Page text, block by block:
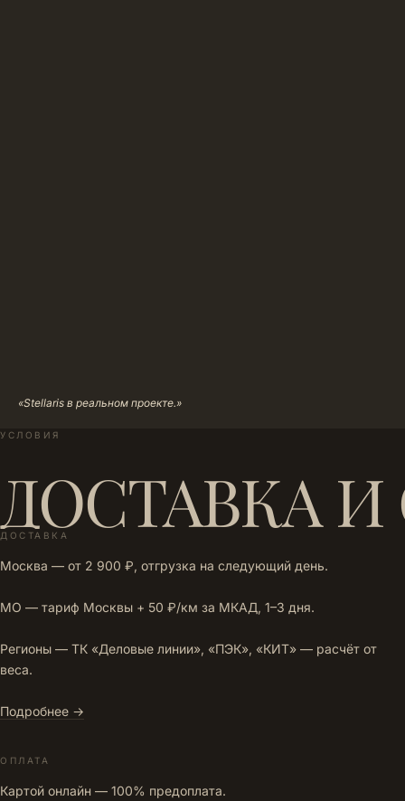
«Stellaris в реальном проекте.»
УСЛОВИЯ
ДОСТАВКА
ДОСТАВКА
Москва — от 2 900 ₽, отгрузка на следующий день.
МО — тариф Москвы + 50 ₽/км за МКАД, 1–3 дня.
Регионы — ТК «Деловые линии», «ПЭК», «КИТ» — расчёт от
веса.
Подробнее →
ОПЛАТА
Картой онлайн — 100% предоплата.